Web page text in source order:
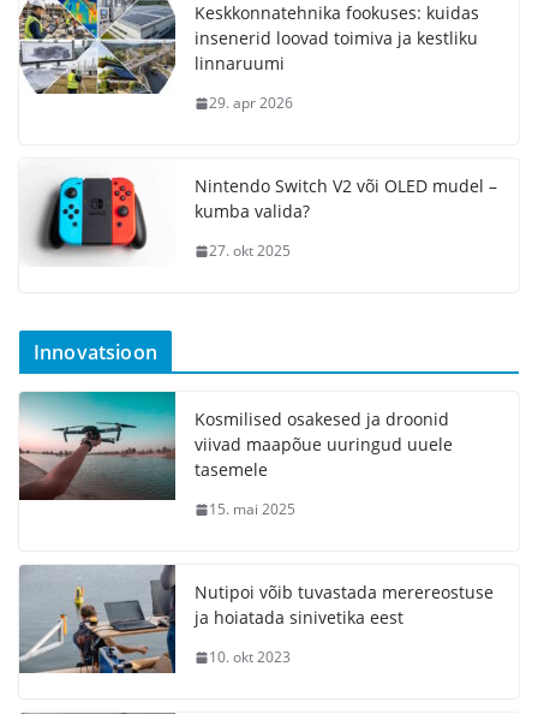
Keskkonnatehnika fookuses: kuidas
insenerid loovad toimiva ja kestliku
linnaruumi
29. apr 2026
Nintendo Switch V2 või OLED mudel –
kumba valida?
27. okt 2025
Innovatsioon
Kosmilised osakesed ja droonid
viivad maapõue uuringud uuele
tasemele
15. mai 2025
Nutipoi võib tuvastada merereostuse
ja hoiatada sinivetika eest
10. okt 2023